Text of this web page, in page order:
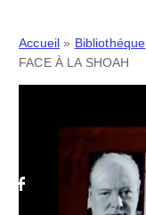
Accueil » Bibliothéque
FACE À LA SHOAH